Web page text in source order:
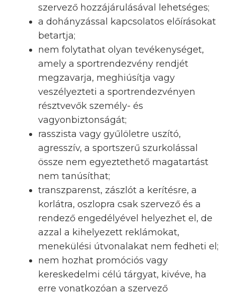
szervező hozzájárulásával lehetséges;
a dohányzással kapcsolatos előírásokat
betartja;
nem folytathat olyan tevékenységet,
amely a sportrendezvény rendjét
megzavarja, meghiúsítja vagy
veszélyezteti a sportrendezvényen
résztvevők személy- és
vagyonbiztonságát;
rasszista vagy gyűlöletre uszító,
agresszív, a sportszerű szurkolással
össze nem egyeztethető magatartást
nem tanúsíthat;
transzparenst, zászlót a kerítésre, a
korlátra, oszlopra csak szervező és a
rendező engedélyével helyezhet el, de
azzal a kihelyezett reklámokat,
menekülési útvonalakat nem fedheti el;
nem hozhat promóciós vagy
kereskedelmi célú tárgyat, kivéve, ha
erre vonatkozóan a szervező